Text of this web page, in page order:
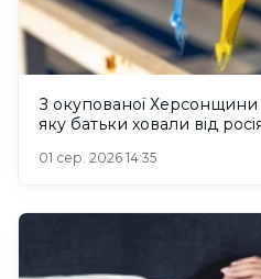
З окупованої
яку батьки ховали від
01 сер. 2026 14:35